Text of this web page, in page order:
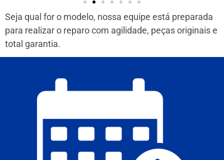
Seja qual for o modelo, nossa equipe está preparada
para realizar o reparo com agilidade, peças originais e
total garantia.